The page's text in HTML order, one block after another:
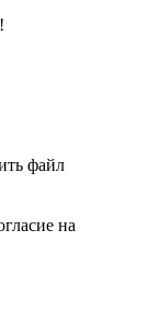
файл
на